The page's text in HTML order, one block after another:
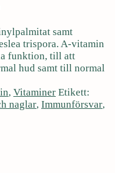
samt
trispora. A-vitamin
funktion, till att
hud samt till normal
, Vitaminer Etikett:
naglar, Immunförsvar,